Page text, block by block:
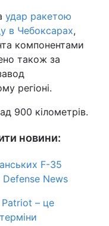
удар ракетою
в Чебоксарах,
компонентами
також за
регіоні.
900 кілометрів.
новини:
F-35
Defense News
Patriot – це